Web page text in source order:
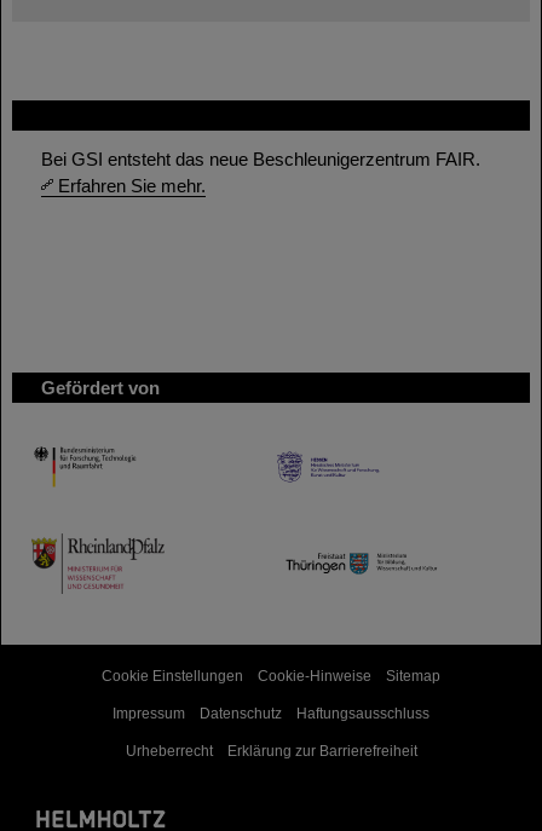
Bei GSI entsteht das neue Beschleunigerzentrum FAIR.
Erfahren Sie mehr.
Gefördert von
HMWK
TMWWDG
Cookie Einstellungen Cookie-Hinweise Sitemap
Impressum Datenschutz Haftungsausschluss
Urheberrecht Erklärung zur Barrierefreiheit